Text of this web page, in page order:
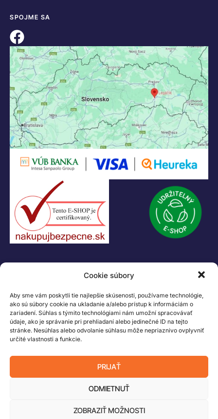
Cookie súbory
Aby sme vám poskytli tie najlepšie skúsenosti, používame technológie,
ako sú súbory cookie na ukladanie a/alebo prístup k informáciám o
zariadení. Súhlas s týmito technológiami nám umožní spracovávať
údaje, ako je správanie pri prehliadaní alebo jedinečné ID na tejto
stránke. Nesúhlas alebo odvolanie súhlasu môže nepriaznivo ovplyvniť
určité vlastnosti a funkcie.
PRIJAŤ
ODMIETNUŤ
ZOBRAZIŤ MOŽNOSTI
SPOJME SA
+421 907 919 608
legacik@legacik.sk
Legáčik s.r.o
Hrnčiarska 2/A
04001 Košice
IČ DPH: SK2023978330
Logo LEGO, minifigures, DUPLO, LEGENDS OF CHIMA, NINJAGO, BIONICLE,